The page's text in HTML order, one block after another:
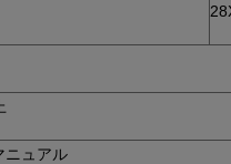
ニュアル